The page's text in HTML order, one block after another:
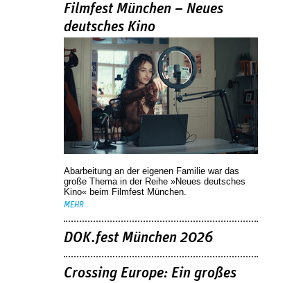
Filmfest München – Neues
deutsches Kino
Abarbeitung an der eigenen Familie war das
große Thema in der Reihe »Neues deutsches
Kino« beim Filmfest München.
MEHR
DOK.fest München 2026
Crossing Europe: Ein großes